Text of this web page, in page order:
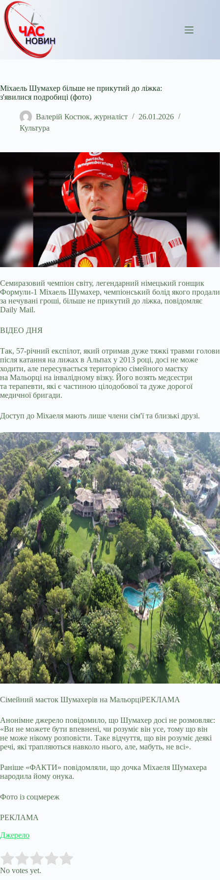
Перейти
до
вмісту
Міхаель Шумахер більше не прикутий до ліжка:
з'явилися подробиці (фото)
Валерій Костюк, журналіст
26.01.2026
Культура
Семиразовий чемпіон світу, легендарний німецький гонщик
Формули-1 Міхаель Шумахер, чемпіонський болід якого продали
за нечувані гроші, більше не прикутий до ліжка, повідомляє
Daily Mail.
ВІДЕО ДНЯ
Так, 57-річний експілот, який отримав дуже тяжкі травми голови
після катання на лижах в Альпах у 2013 році, досі не може
ходити, але пересувається територією сімейного маєтку
на Мальорці на інвалідному візку. Його возять медсестри
та терапевти, які є частиною цілодобової та дуже дорогої
медичної бригади.
Доступ до Міхаеля мають лише члени сім'ї та близькі друзі.
Сімейний маєток Шумахерів на МальорціРЕКЛАМА
Анонімне джерело повідомило, що Шумахер досі не розмовляє:
«Ви не можете бути впевнені, чи розуміє він усе, тому що він
не може нікому розповісти. Таке відчуття, що він розуміє деякі
речі, які трапляються навколо нього, але, мабуть, не всі».
Раніше «ФАКТИ» повідомляли, що дочка Міхаеля Шумахера
народила йому онука.
Фото із соцмереж
РЕКЛАМА
Джерело
Rate this item:
No votes yet.